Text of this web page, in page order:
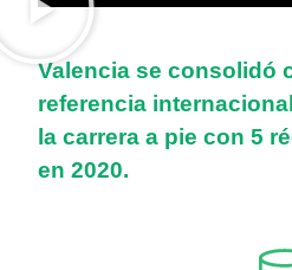
Valencia se consolidó
referencia
la carrera a pie con 5
en 2020.